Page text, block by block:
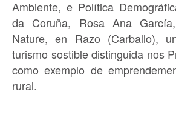
Ambiente, e Política
da Coruña, Rosa Ana
Nature, en Razo (Carballo),
turismo sostible distinguida nos
como exemplo de
rural.